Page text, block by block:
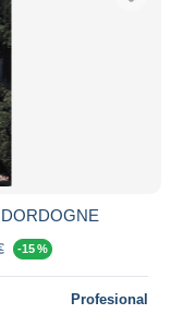
-15 %
Profesional